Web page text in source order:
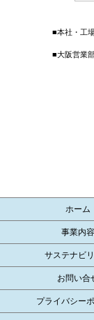
■本社・工
■大阪営業
ホーム
事業内容
サステナビ
お問い合
プライバシー